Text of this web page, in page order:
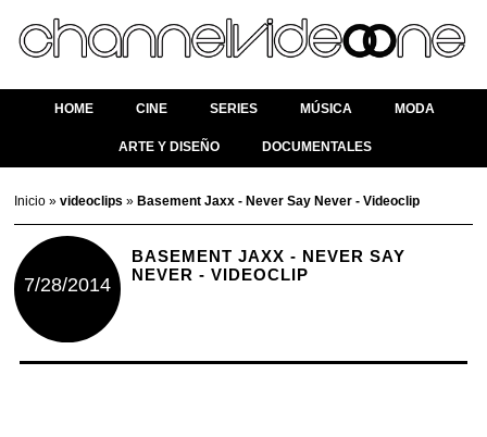
HOME CINE SERIES MÚSICA MODA
ARTE Y DISEÑO DOCUMENTALES
Inicio»videoclips» Basement Jaxx - Never Say Never - Videoclip
7/28/2014
BASEMENT JAXX - NEVER SAY
NEVER - VIDEOCLIP